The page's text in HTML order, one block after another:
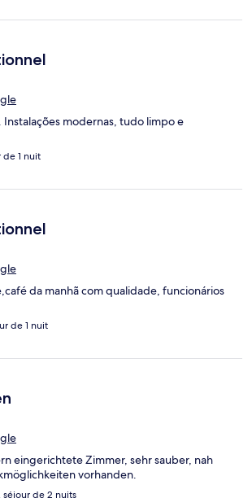
Instalações modernas, tudo limpo e
de 1 nuit
da manhã com qualidade, funcionários
de 1 nuit
eingerichtete Zimmer, sehr sauber, nah
vorhanden.
séjour de 2 nuits